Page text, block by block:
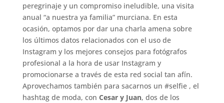
peregrinaje y un compromiso ineludible, una visita
anual “a nuestra ya familia” murciana. En esta
ocasión, optamos por dar una charla amena sobre
los últimos datos relacionados con el uso de
Instagram y los mejores consejos para fotógrafos
profesional a la hora de usar Instagram y
promocionarse a través de esta red social tan afín.
Aprovechamos también para sacarnos un #selfie , el
hashtag de moda, con Cesar y Juan, dos de los